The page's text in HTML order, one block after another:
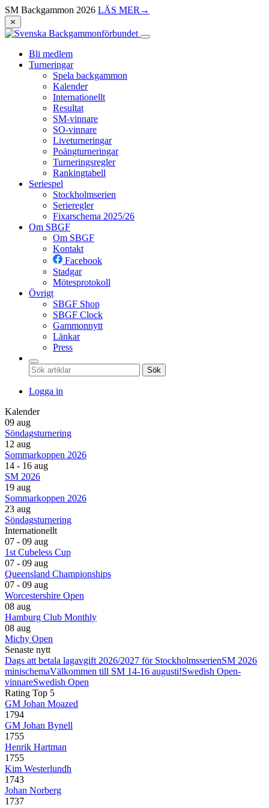
SM Backgammon 2026 LÄS MER →
⨯
Bli medlem
Turneringar
Spela backgammon
Kalender
Internationellt
Resultat
SM-vinnare
SO-vinnare
Liveturneringar
Poängturneringar
Turneringsregler
Rankingtabell
Seriespel
Stockholmserien
Serieregler
Fixarschema 2025/26
Om SBGF
Om SBGF
Kontakt
Facebook
Stadgar
Mötesprotokoll
Övrigt
SBGF Shop
SBGF Clock
Gammonnytt
Länkar
Press
Sök
Logga in
Kalender
09 aug
Söndagsturnering
12 aug
Sommarkoppen 2026
14 - 16 aug
SM 2026
19 aug
Sommarkoppen 2026
23 aug
Söndagsturnering
Internationellt
07 - 09 aug
1st Cubeless Cup
07 - 09 aug
Queensland Championships
07 - 09 aug
Worcestershire Open
08 aug
Hamburg Club Monthly
08 aug
Michy Open
Senaste nytt
Dags att betala lagavgift 2026/2027 för StockholmsserienSM 2026
minischemaVälkommen till SM 14-16 augusti!Swedish Open-
vinnareSwedish Open
Rating Top 5
GM Johan Moazed
1794
GM Johan Bynell
1755
Henrik Hartman
1755
Kim Westerlundh
1743
Johan Norberg
1737